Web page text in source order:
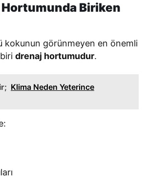
Hortumunda Biriken
kokunun görünmeyen en önemli
biridrenaj hortumudur.
Klima Neden Yeterince